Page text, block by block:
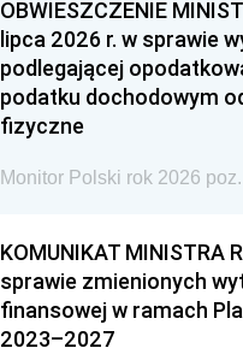
OBWIESZCZENIE
lipca 2026 r. w sprawie
podlegającej
podatku dochodowym
fizyczne
Monitor Polski rok 2026
KOMUNIKAT MINISTRA
sprawie zmienionych
finansowej w ramach
2023–2027